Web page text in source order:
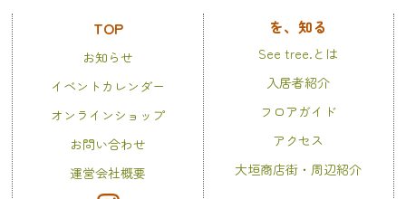
TOP
お知らせ
イベントカレンダー
オンラインショップ
お問い合わせ
運営会社概要
を、知る
See tree.とは
入居者紹介
フロアガイド
アクセス
大垣商店街・周辺紹介